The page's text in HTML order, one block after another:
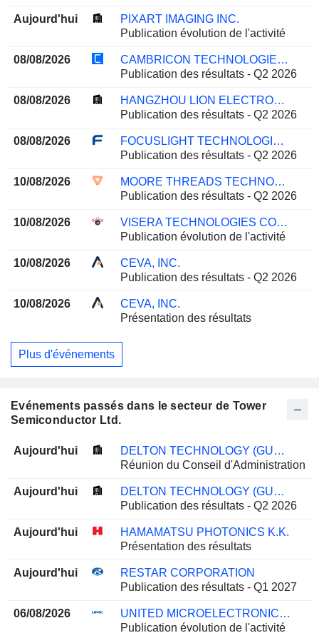
Aujourd'hui
PIXART IMAGING INC.
Publication évolution de l'activité
08/08/2026
CAMBRICON TECHNOLOGIES CORPORATION LIMITED
Publication des résultats - Q2 2026
08/08/2026
HANGZHOU LION ELECTRONICS CO.,LTD
Publication des résultats - Q2 2026
08/08/2026
FOCUSLIGHT TECHNOLOGIES INC
Publication des résultats - Q2 2026
10/08/2026
MOORE THREADS TECHNOLOGY CO., LTD.
Publication des résultats - Q2 2026
10/08/2026
VISERA TECHNOLOGIES COMPANY LTD.
Publication évolution de l'activité
10/08/2026
CEVA, INC.
Publication des résultats - Q2 2026
10/08/2026
CEVA, INC.
Présentation des résultats
Plus d'événements
Evénements passés dans le secteur de Tower
Semiconductor Ltd.
Aujourd'hui
DELTON TECHNOLOGY (GUANGZHOU) INC.
Réunion du Conseil d'Administration
Aujourd'hui
DELTON TECHNOLOGY (GUANGZHOU) INC.
Publication des résultats - Q2 2026
Aujourd'hui
HAMAMATSU PHOTONICS K.K.
Présentation des résultats
Aujourd'hui
RESTAR CORPORATION
Publication des résultats - Q1 2027
06/08/2026
UNITED MICROELECTRONICS CORPORATION
Publication évolution de l'activité